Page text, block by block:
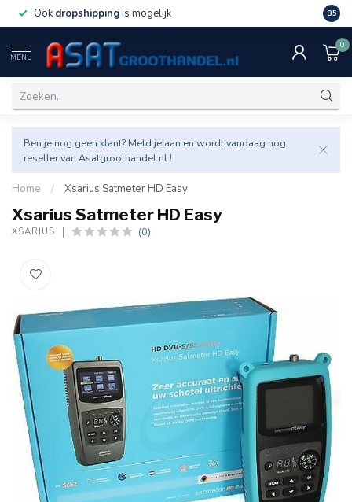
Ook dropshippingis mogelijk Veel
8.5
MENU
0
Ben je nog geen klant? Meld je aan en wordt vandaag nog
reseller van Asatgroothandel.nl !
Home / Xsarius Satmeter HD Easy
Xsarius Satmeter HD Easy
XSARIUS (0)